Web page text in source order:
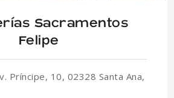
Sacramentos
Felipe
Príncipe, 10, 02328 Santa Ana,